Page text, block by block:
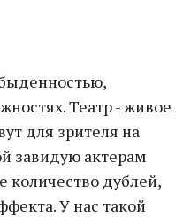
Театр - живое
для зрителя на
завидую актерам
количество дублей,
У нас такой